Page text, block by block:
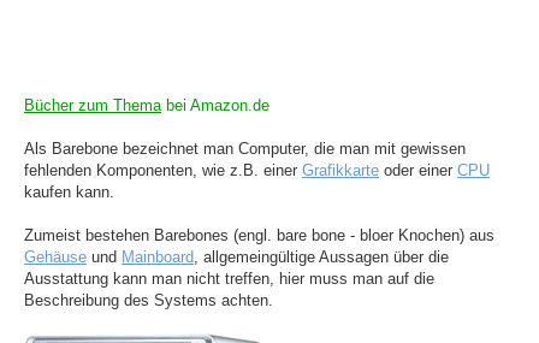
Bücher zum Themabei Amazon.de
Als Barebone bezeichnet man Computer, die man mit gewissen
fehlenden Komponenten, wie z.B. einer Grafikkarte oder einer CPU
kaufen kann.
Zumeist bestehen Barebones (engl. bare bone - bloer Knochen) aus
Gehäuse und Mainboard, allgemeingültige Aussagen über die
Ausstattung kann man nicht treffen, hier muss man auf die
Beschreibung des Systems achten.